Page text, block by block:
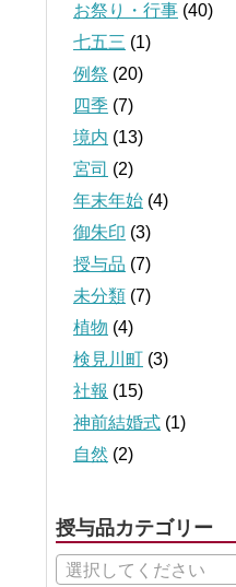
お祭り・行事 (40)
七五三 (1)
例祭 (20)
四季 (7)
境内 (13)
宮司 (2)
年末年始 (4)
御朱印 (3)
授与品 (7)
未分類 (7)
植物 (4)
検見川町 (3)
社報 (15)
神前結婚式 (1)
自然 (2)
授与品カテゴリー
選択してください